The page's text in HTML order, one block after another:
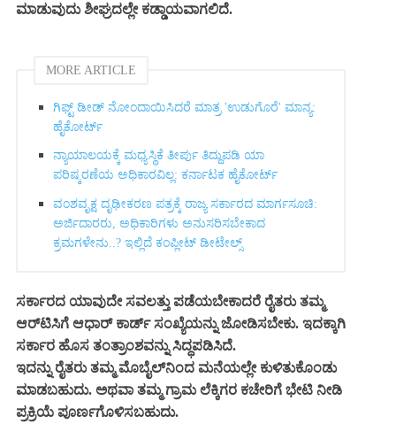
ಮಾಡುವುದು ಶೀಘ್ರದಲ್ಲೇ ಕಡ್ಡಾಯವಾಗಲಿದೆ.
MORE ARTICLE
ಗಿಫ್ಟ್‌ ಡೀಡ್ ನೋಂದಾಯಿಸಿದರೆ ಮಾತ್ರ 'ಉಡುಗೊರೆ' ಮಾನ್ಯ:
ಹೈಕೋರ್ಟ್‌
ನ್ಯಾಯಾಲಯಕ್ಕೆ ಮಧ್ಯಸ್ಥಿಕೆ ತೀರ್ಪು ತಿದ್ದುಪಡಿ ಯಾ
ಪರಿಷ್ಕರಣೆಯ ಅಧಿಕಾರವಿಲ್ಲ: ಕರ್ನಾಟಕ ಹೈಕೋರ್ಟ್‌
ವಂಶವೃಕ್ಷ ದೃಢೀಕರಣ ಪತ್ರಕ್ಕೆ ರಾಜ್ಯ ಸರ್ಕಾರದ ಮಾರ್ಗಸೂಚಿ:
ಅರ್ಜಿದಾರರು, ಅಧಿಕಾರಿಗಳು ಅನುಸರಿಸಬೇಕಾದ
ಕ್ರಮಗಳೇನು..? ಇಲ್ಲಿದೆ ಕಂಪ್ಲೀಟ್ ಡೀಟೇಲ್ಸ್‌
ಸರ್ಕಾರದ ಯಾವುದೇ ಸವಲತ್ತು ಪಡೆಯಬೇಕಾದರೆ ರೈತರು ತಮ್ಮ
ಆರ್‌ಟಿಸಿಗೆ ಆಧಾರ್ ಕಾರ್ಡ್ ಸಂಖ್ಯೆಯನ್ನು ಜೋಡಿಸಬೇಕು. ಇದಕ್ಕಾಗಿ
ಸರ್ಕಾರ ಹೊಸ ತಂತ್ರಾಂಶವನ್ನು ಸಿದ್ಧಪಡಿಸಿದೆ.
ಇದನ್ನು ರೈತರು ತಮ್ಮ ಮೊಬೈಲ್‌ನಿಂದ ಮನೆಯಲ್ಲೇ ಕುಳಿತುಕೊಂಡು
ಮಾಡಬಹುದು. ಅಥವಾ ತಮ್ಮ ಗ್ರಾಮ ಲೆಕ್ಕಿಗರ ಕಚೇರಿಗೆ ಭೇಟಿ ನೀಡಿ
ಪ್ರಕ್ರಿಯೆ ಪೂರ್ಣಗೊಳಿಸಬಹುದು.